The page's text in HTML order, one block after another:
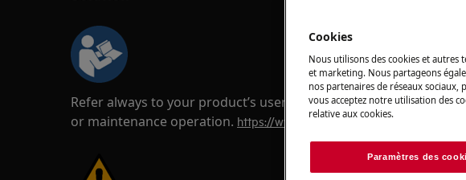
Refer always to your product’s user manual safety information
or maintenance operation. https://www.electrolux.com/support/user-
Cookies
Nous utilisons des cookies et autres
et marketing. Nous partageons
nos partenaires de réseaux sociaux,
vous acceptez notre utilisation des
relative aux cookies.
Paramètres des